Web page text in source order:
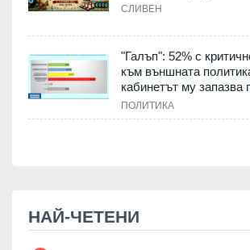
СЛИВЕН
"Галъп": 52% с
към външната
кабинетът му запазва
ПОЛИТИКА
НАЙ-ЧЕТЕНИ